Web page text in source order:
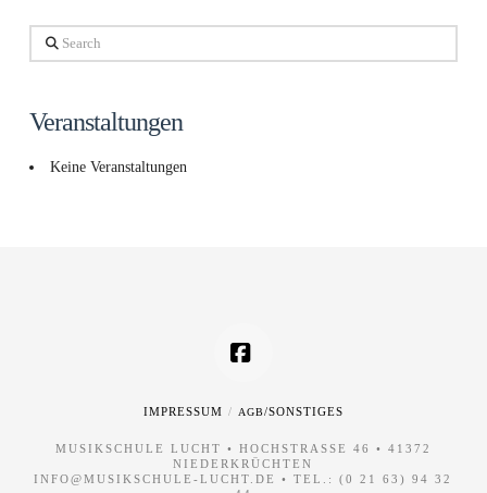
Search
Veranstaltungen
Keine Veranstaltungen
Facebook
IMPRESSUM AGB/SONSTIGES
MUSIKSCHULE LUCHT • HOCHSTRASSE 46 • 41372 N
IEDERKRÜCHTEN
INFO@MUSIKSCHULE-LUCHT.DE
• TEL.:(0 21 63) 94 32